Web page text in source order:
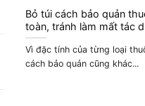
Bỏ túi cách bảo quản
toàn, tránh làm mất tác
Vì đặc tính của từng loại
cách bảo quản cũng khác...